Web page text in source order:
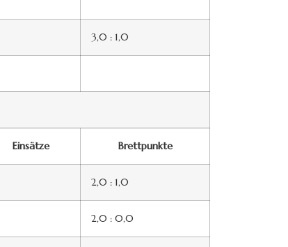
3,0 : 1,0
Einsätze Brettpunkte
2,0 : 1,0
2,0 : 0,0